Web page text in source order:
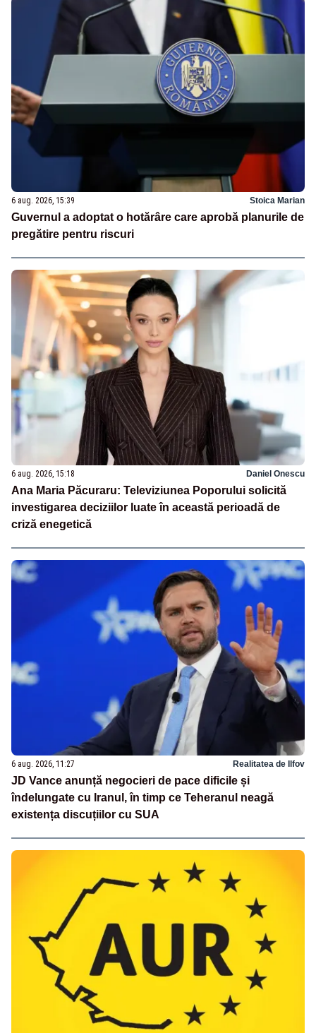
6 aug. 2026, 15:39 Stoica Marian
Guvernul a adoptat o hotărâre care aprobă planurile de
pregătire pentru riscuri
6 aug. 2026, 15:18 Daniel Onescu
Ana Maria Păcuraru: Televiziunea Poporului solicită
investigarea deciziilor luate în această perioadă de
criză enegetică
6 aug. 2026, 11:27 Realitatea de Ilfov
JD Vance anunță negocieri de pace dificile și
îndelungate cu Iranul, în timp ce Teheranul neagă
existența discuțiilor cu SUA